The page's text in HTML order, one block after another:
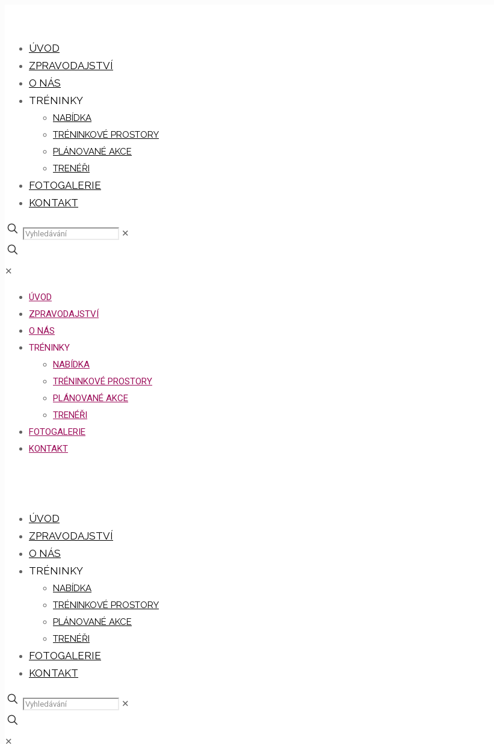
ÚVOD
ZPRAVODAJSTVÍ
O NÁS
TRÉNINKY
NABÍDKA
TRÉNINKOVÉ PROSTORY
PLÁNOVANÉ AKCE
TRENÉŘI
FOTOGALERIE
KONTAKT
✕
✕
ÚVOD
ZPRAVODAJSTVÍ
O NÁS
TRÉNINKY
NABÍDKA
TRÉNINKOVÉ PROSTORY
PLÁNOVANÉ AKCE
TRENÉŘI
FOTOGALERIE
KONTAKT
ÚVOD
ZPRAVODAJSTVÍ
O NÁS
TRÉNINKY
NABÍDKA
TRÉNINKOVÉ PROSTORY
PLÁNOVANÉ AKCE
TRENÉŘI
FOTOGALERIE
KONTAKT
✕
✕